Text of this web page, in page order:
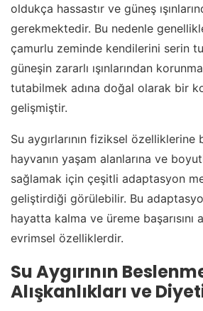
oldukça hassastır ve güneş
gerekmektedir. Bu nedenle
çamurlu zeminde kendilerini serin
güneşin zararlı ışınlarından
tutabilmek adına doğal olarak bir
gelişmiştir.
Su aygırlarının fiziksel özelliklerine
hayvanın yaşam alanlarına ve
sağlamak için çeşitli adaptasyon
geliştirdiği görülebilir. Bu
hayatta kalma ve üreme başarısını
evrimsel özelliklerdir.
Su Aygırının
Alışkanlıkları ve